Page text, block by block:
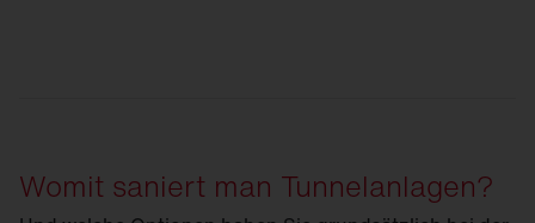
Womit saniert man Tunnelanlagen?